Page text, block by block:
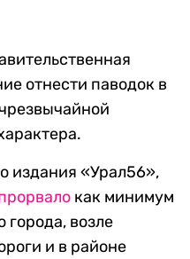
отнести паводок в
издания «Урал56»,
как минимум
города, возле
и в районе